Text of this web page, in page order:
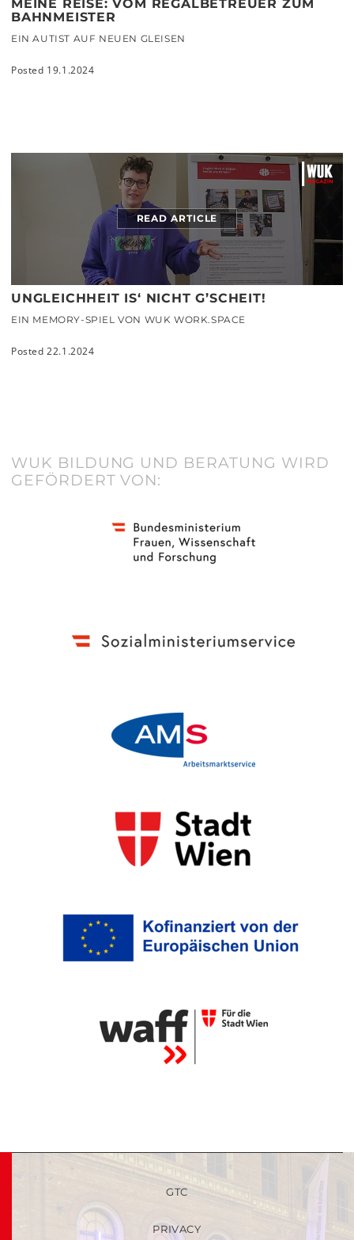
MEINE REISE: VOM REGALBETREUER ZUM
BAHNMEISTER
EIN AUTIST AUF NEUEN GLEISEN
Posted 19.1.2024
READ ARTICLE
UNGLEICHHEIT IS‘ NICHT G’SCHEIT!
EIN MEMORY-SPIEL VON WUK WORK.SPACE
Posted 22.1.2024
WUK BILDUNG UND BERATUNG WIRD
GEFÖRDERT VON:
GTC
PRIVACY